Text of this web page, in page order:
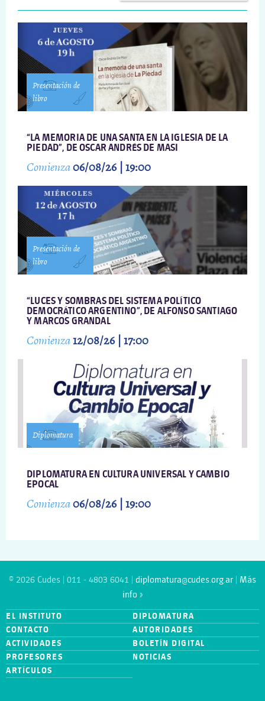
Presentación de
libro
“LA MEMORIA DE UNA SANTA EN LA IGLESIA DE LA
PIEDAD”, DE OSCAR ANDRÉS DE MASI
Comienza06/08/26 | 19:00
Presentación de
libro
“LUCES Y SOMBRAS DEL SISTEMA POLÍTICO
DEMOCRÁTICO ARGENTINO”, DE ALFONSO SANTIAGO
Y MARCOS GRANDAL
Comienza12/08/26 | 17:00
Diplomatura
DIPLOMATURA EN CULTURA UNIVERSAL Y CAMBIO
EPOCAL
Comienza06/08/26 | 19:00
© 2026 Cudes | 011 - 4803 6041 | diplomatura@cudes.org.ar
Más
info »
EL INSTITUTO
DIPLOMATURA
CONTACTO
AUTORIDADES
ACTIVIDADES
BOLETÍN DIGITAL
PROFESORES
NOTICIAS
ARTÍCULOS